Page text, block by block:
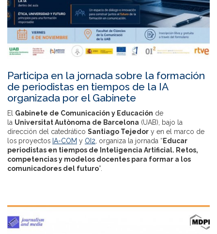
Participa en la jornada sobre la formación
de periodistas en tiempos de la IA
organizada por el Gabinete
El Gabinete de Comunicación y Educación de
la Universitat Autònoma de Barcelona (UAB), bajo la
dirección del catedrático Santiago Tejedor y en el marco de
los proyectos IA-COM y OI2, organiza la jornada “ Educar
periodistas en tiempos de Inteligencia Artificial. Retos,
competencias y modelos docentes para formar a los
comunicadores del futuro”.